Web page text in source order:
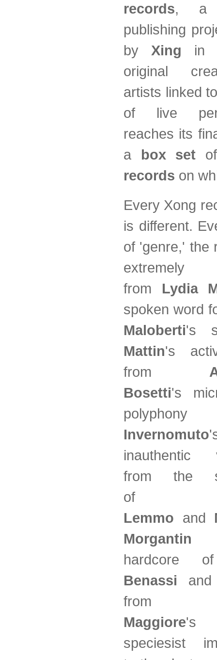
records, a
publishing
by Xing in
original
artists linked
of live
reaches its
a box set
records on
Every Xong
is different.
of 'genre,' the
extremely
from Lydia
spoken word
Maloberti's
Mattin's
from
Bosetti's
Invernomuto
inauthentic
from the
Lemmo and
Morgantin
hardcore
Benassi
Maggiore's
speciesist